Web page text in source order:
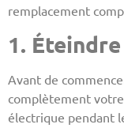
remplacement
1. Éteindre
Avant de
complètement
électrique pendant